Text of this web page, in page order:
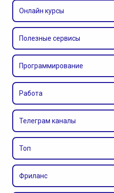
Онлайн курсы
Полезные сервисы
Программирование
Работа
Телеграм каналы
Топ
Фриланс